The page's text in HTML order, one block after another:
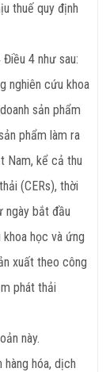
thuế quy định
4 như sau:
nghiên cứu khoa
sản phẩm
phẩm làm ra
Nam, kể cả thu
(CERs), thời
ngày bắt đầu
học và ứng
xuất theo công
phát thải
này.
hóa, dịch